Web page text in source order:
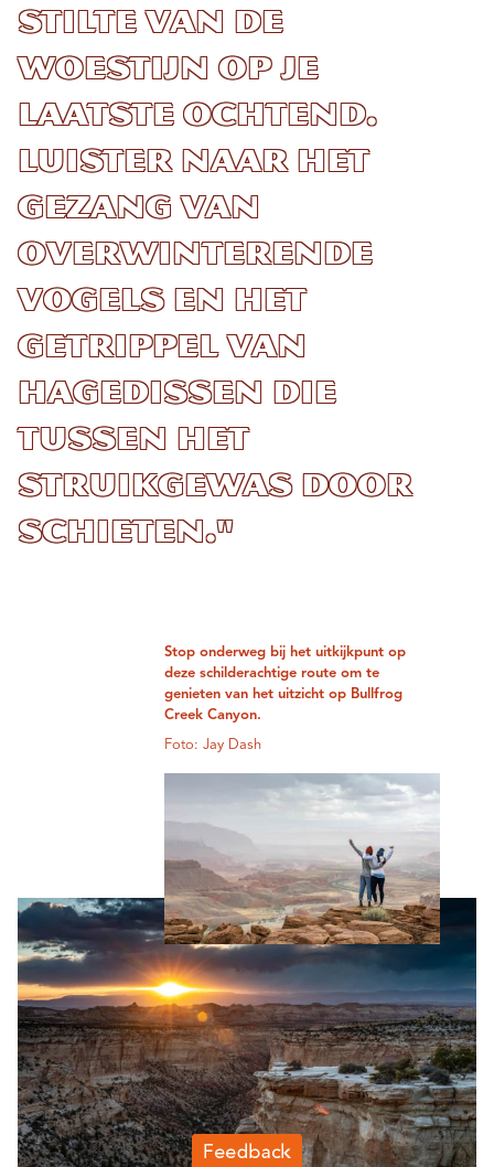
stilte van de
woestijn op je
laatste ochtend.
Luister naar het
gezang van
overwinterende
vogels en het
getrippel van
hagedissen die
tussen het
struikgewas door
schieten."
Stop onderweg bij het uitkijkpunt op
deze schilderachtige route om te
genieten van het uitzicht op Bullfrog
Creek Canyon.
Foto: Jay Dash